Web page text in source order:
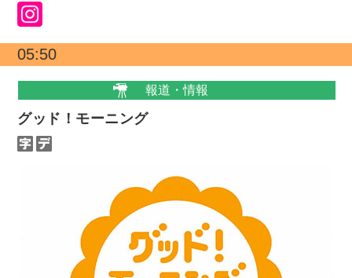
05:50
報道・情報
グッド！モーニング